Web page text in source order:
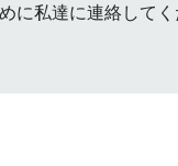
私達に連絡してく